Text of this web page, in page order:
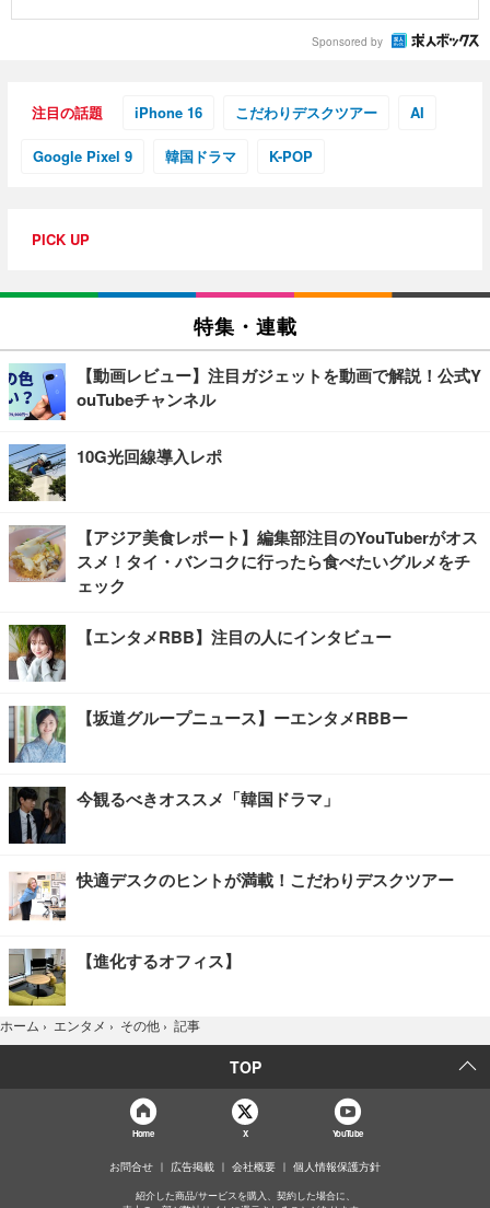
Sponsored by
注目の話題 iPhone 16 こだわりデスクツアー AI
Google Pixel 9 韓国ドラマ K-POP
PICK UP
特集・連載
【動画レビュー】注目ガジェットを動画で解説！公式Y
ouTubeチャンネル
10G光回線導入レポ
【アジア美食レポート】編集部注目のYouTuberがオス
スメ！タイ・バンコクに行ったら食べたいグルメをチ
ェック
【エンタメRBB】注目の人にインタビュー
【坂道グループニュース】ーエンタメRBBー
今観るべきオススメ「韓国ドラマ」
快適デスクのヒントが満載！こだわりデスクツアー
【進化するオフィス】
ホーム › エンタメ › その他 › 記事
TOP
Home X YouTube
お問合せ 広告掲載 会社概要 個人情報保護方針
紹介した商品/サービスを購入、契約した場合に、